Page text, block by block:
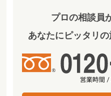
プロの相談員
あなたにピッタリ